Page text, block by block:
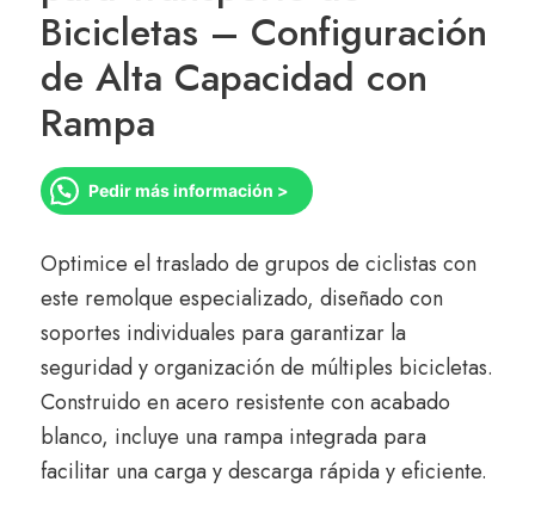
Bicicletas – Configuración
de Alta Capacidad con
Rampa
Pedir más información >
Optimice el traslado de grupos de ciclistas con
este remolque especializado, diseñado con
soportes individuales para garantizar la
seguridad y organización de múltiples bicicletas.
Construido en acero resistente con acabado
blanco, incluye una rampa integrada para
facilitar una carga y descarga rápida y eficiente.